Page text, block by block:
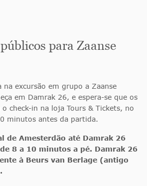
para Zaanse
na excursão em grupo a Zaanse
em Damrak 26, e espera-se que os
check-in na loja Tours & Tickets, no
minutos antes da partida.
de Amesterdão até Damrak 26
8 a 10 minutos a pé. Damrak 26
à Beurs van Berlage (antigo